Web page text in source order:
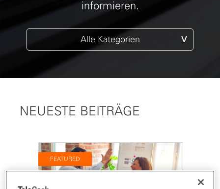
informieren.
Alle Kategorien
NEUESTE BEITRÄGE
FEATURED